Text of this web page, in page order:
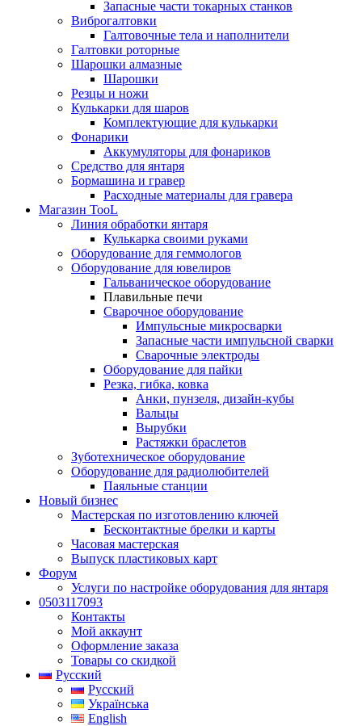
Запасные части токарных станков
Виброгалтовки
Галтовочные тела и наполнители
Галтовки роторные
Шарошки алмазные
Шарошки
Резцы и ножи
Кулькарки для шаров
Комплектующие для кулькарки
Фонарики
Аккумуляторы для фонариков
Средство для янтаря
Бормашина и гравер
Расходные материалы для гравера
Магазин TooL
Линия обработки янтаря
Кулькарка своими руками
Оборудование для геммологов
Оборудование для ювелиров
Гальваническое оборудование
Плавильные печи
Сварочное оборудование
Импульсные микросварки
Запасные части импульсной сварки
Сварочные электроды
Оборудование для пайки
Резка, гибка, ковка
Анки, пунзеля, дизайн-кубы
Вальцы
Вырубки
Растяжки браслетов
Зуботехническое оборудование
Оборудование для радиолюбителей
Паяльные станции
Новый бизнес
Мастерская по изготовлению ключей
Бесконтактные брелки и карты
Часовая мастерская
Выпуск пластиковых карт
Форум
Услуги по настройке оборудования для янтаря
0503117093
Контакты
Мой аккаунт
Оформление заказа
Товары со скидкой
Русский
Русский
Українська
English